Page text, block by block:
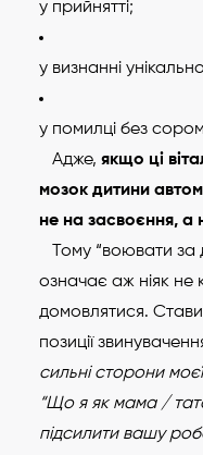
у прийнятті;
у визнанні
у помилці без
Адже, якщо ці
мозок дитини
не на засвоєння, а
Тому “воювати за
означає аж ніяк не
домовлятися.
позиції
сильні сторони
“Що я як мама /
підсилити вашу